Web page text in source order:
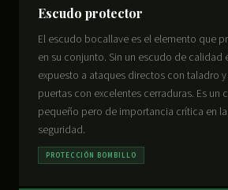
Escudo protector
El escudo bocallave es el elemento que
en su conjunto. Sin un escudo de
expuesto a ataques directos con taladro
puertas con excelentes cerraduras. Es un
pequeño pero de importancia crítica en
seguridad.
PROTECCIÓN BOMBILLO